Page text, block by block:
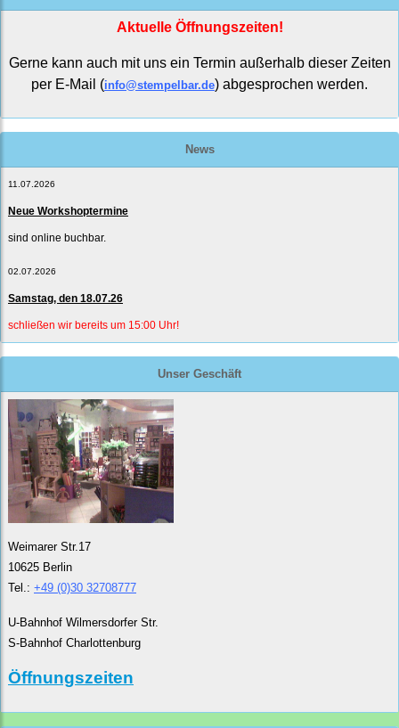
Aktuelle Öffnungszeiten!
Gerne kann auch mit uns ein Termin außerhalb dieser Zeiten
per E-Mail (info@stempelbar.de) abgesprochen werden.
News
11.07.2026
Neue Workshoptermine
sind online buchbar.
02.07.2026
Samstag, den 18.07.26
schließen wir bereits um 15:00 Uhr!
Unser Geschäft
Weimarer Str.17
10625 Berlin
Tel.: +49 (0)30 32708777
U-Bahnhof Wilmersdorfer Str.
S-Bahnhof Charlottenburg
Öffnungszeiten